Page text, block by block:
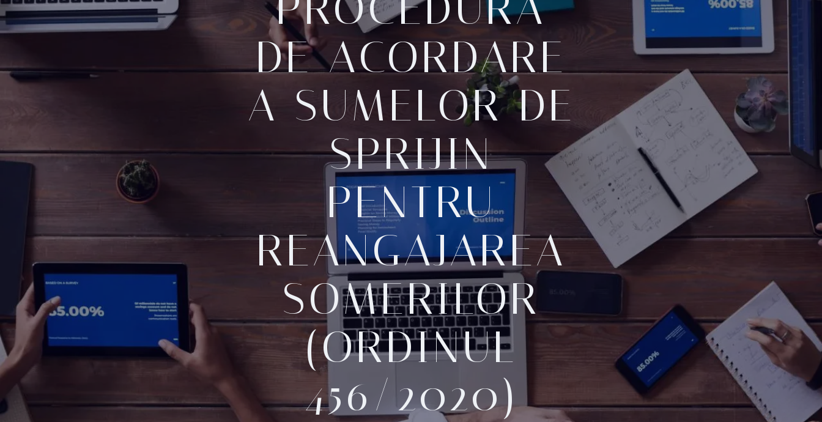
DE ACORDARE
A SUMELOR DE
SPRIJIN
PENTRU
REANGAJAREA
SOMERILOR
(ORDINUL
456/2020)